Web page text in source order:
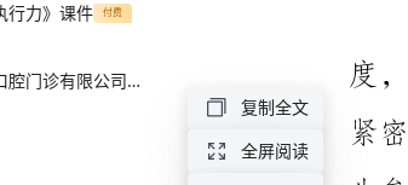
行力》课件 付费
博白县初心口腔门诊有限公司介绍企业发展分析报告
复制全文
全屏阅读